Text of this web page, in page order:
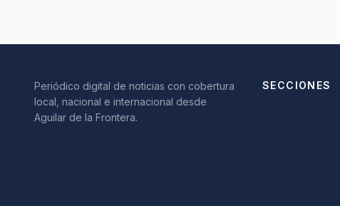
Periódico digital de noticias con cobertura
local, nacional e internacional desde
Aguilar de la Frontera.
SECCIONES